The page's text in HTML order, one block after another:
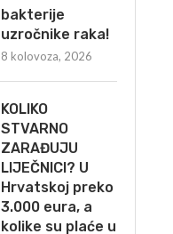
bakterije
uzročnike raka!
8 kolovoza, 2026
KOLIKO
STVARNO
ZARAĐUJU
LIJEČNICI? U
Hrvatskoj preko
3.000 eura, a
kolike su plaće u